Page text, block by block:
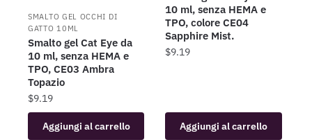
SMALTO GEL OCCHI DI
GATTO 10ML
Smalto gel Cat Eye da
10 ml, senza HEMA e
TPO, CE03 Ambra
Topazio
$9.19
Aggiungi al carrello
10 ml, senza HEMA e
TPO, colore CE04
Sapphire Mist.
$9.19
Aggiungi al carrello